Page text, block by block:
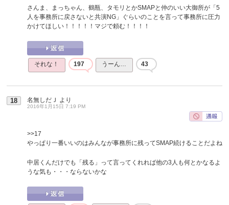
さんま、まっちゃん、鶴瓶、タモリとかSMAPと仲のいい大御所が「5
人を事務所に戻さないと共演NG」ぐらいのことを言って事務所に圧力
かけてほしい！！！！！マジで頼む！！！！
それな！ 197 うーん… 43
18 名無しだＪ より
2016年1月15日 7:19 PM
>>17
やっぱり一番いいのはみんなが事務所に残ってSMAP続けることだよね
中居くんだけでも「残る」って言ってくれれば他の3人も何とかなるよ
うな気も・・・ならないかな